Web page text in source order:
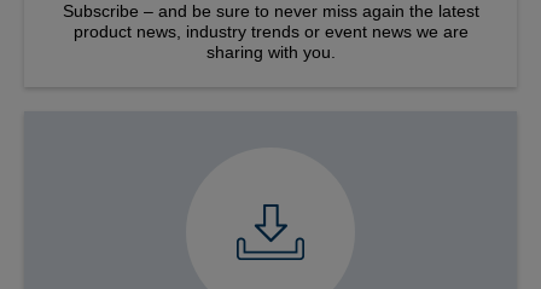
Subscribe – and be sure to never miss again the latest
product news, industry trends or event news we are
sharing with you.